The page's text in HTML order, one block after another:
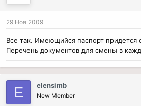
29 Ноя 2009
Все так. Имеющийся паспорт придется
Перечень документов для смены в
E elensimb
New Member